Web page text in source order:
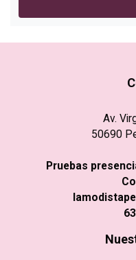
Av.
50690
Pruebas